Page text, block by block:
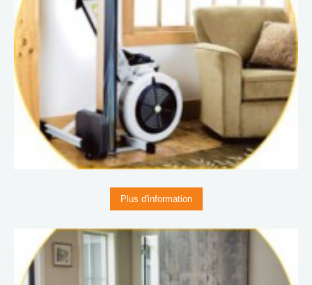
Plus d'information